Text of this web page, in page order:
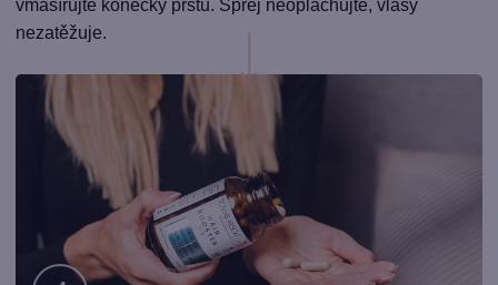
vmasírujte konečky prstů. Sprej neoplachujte, vlasy
nezatěžuje.